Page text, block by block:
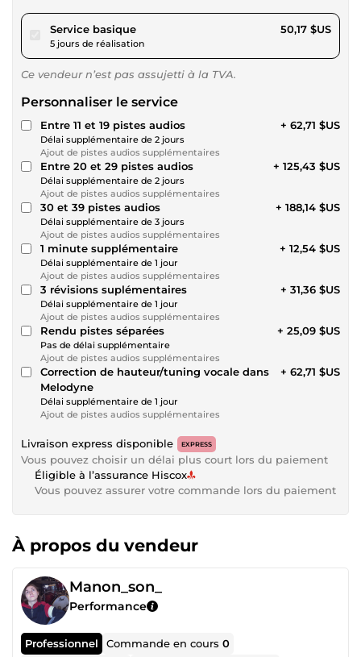
Service basiquepour 46,24 $US
5 jours de réalisation
50,17 $US
Ce vendeur n’est pas assujetti à la TVA.
Personnaliser le service
Entre 11 et 19 pistes audios
Délai supplémentaire de 2 jours
Ajout de pistes audios supplémentaires
+ 62,71 $US
Entre 20 et 29 pistes audios
Délai supplémentaire de 2 jours
Ajout de pistes audios supplémentaires
+ 125,43 $US
30 et 39 pistes audios
Délai supplémentaire de 3 jours
Ajout de pistes audios supplémentaires
+ 188,14 $US
1 minute supplémentaire
Délai supplémentaire de 1 jour
Ajout de pistes audios supplémentaires
+ 12,54 $US
3 révisions suplémentaires
Délai supplémentaire de 1 jour
Ajout de pistes audios supplémentaires
+ 31,36 $US
Rendu pistes séparées
Pas de délai supplémentaire
Ajout de pistes audios supplémentaires
+ 25,09 $US
Correction de hauteur/tuning vocale dans
Melodyne
Délai supplémentaire de 1 jour
Ajout de pistes audios supplémentaires
+ 62,71 $US
Livraison express disponible EXPRESS
Vous pouvez choisir un délai plus court lors du paiement
Éligible à l’assurance Hiscox
Vous pouvez assurer votre commande lors du paiement
À propos du vendeur
Manon_son_
Performance
Professionnel Commande en cours0